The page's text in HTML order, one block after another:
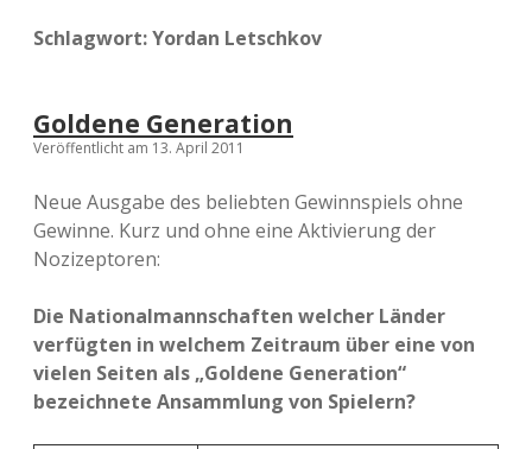
Schlagwort:Yordan Letschkov
Goldene Generation
Veröffentlicht am 13. April 2011
Neue Ausgabe des beliebten Gewinnspiels ohne
Gewinne. Kurz und ohne eine Aktivierung der
Nozizeptoren:
Die Nationalmannschaften welcher Länder
verfügten in welchem Zeitraum über eine von
vielen Seiten als „Goldene Generation“
bezeichnete Ansammlung von Spielern?